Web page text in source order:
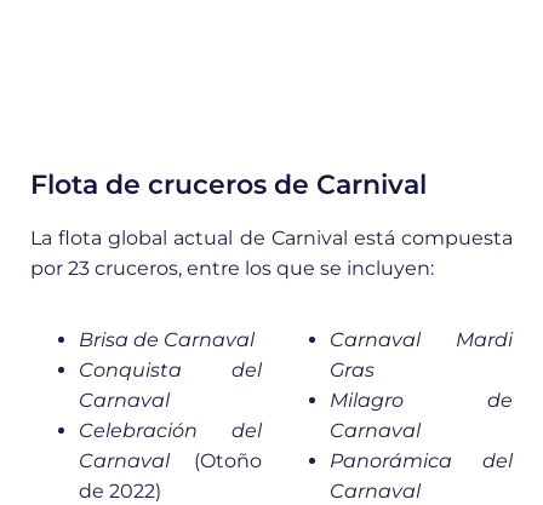
Flota de cruceros de Carnival
La flota global actual de Carnival está compuesta
por 23 cruceros, entre los que se incluyen:
Brisa de Carnaval
Conquista del
Carnaval
Celebración del
Carnaval(Otoño
de 2022)
Carnaval Mardi
Gras
Milagro de
Carnaval
Panorámica del
Carnaval